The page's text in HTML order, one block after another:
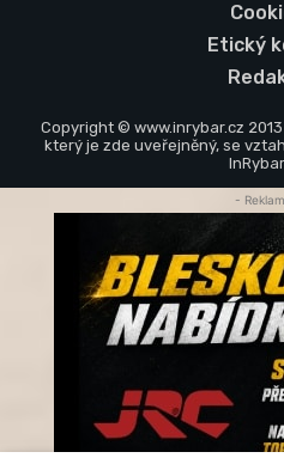
Etický
Copyright © www.inrybar.cz
který je zde uveřejněný, se
-